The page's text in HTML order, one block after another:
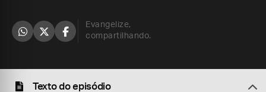
Evangelize,
compartilhando.
Texto do episódio